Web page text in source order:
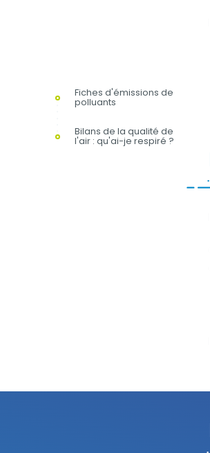
Fiches d'émissions de
polluants
Bilans de la qualité de
l'air : qu'ai-je respiré ?